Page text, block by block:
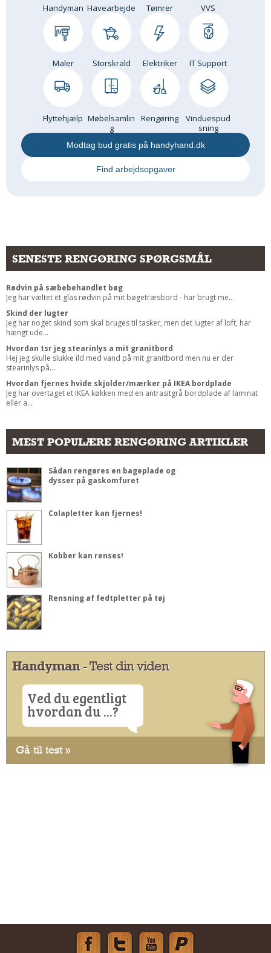
Handyman Havearbejde Tømrer VVS
Maler Storskrald Elektriker IT Support
Flyttehjælp Møbelsamlin
g
Rengøring
Vinduespud
sning
Modtag bud gratis på handyhand.dk
Find arbejdsopgaver
SENESTE RENGØRING SPØRGSMÅL
Rødvin på sæbebehandlet bøg
Jeg har væltet et glas rødvin på mit bøgetræsbord - har brugt me...
Skind der lugter
Jeg har noget skind som skal bruges til tasker, men det lugter af loft, har
hængt ude...
Hvordan tsr jeg stearinlys a mit granitbord
Hej jeg skulle slukke ild med vand på mit granitbord men nu er der
stearinlys på...
Hvordan fjernes hvide skjolder/mærker på IKEA bordplade
Jeg har overtaget et IKEA køkken med en antrasitgrå bordplade af laminat
eller a...
MEST POPULÆRE RENGØRING ARTIKLER
Sådan rengøres en bageplade og
dysser på gaskomfuret
Colapletter kan fjernes!
Kobber kan renses!
Rensning af fedtpletter på tøj
Handyman- Test din viden
Ved du egentligt
hvordan du ...?
Gå til test »